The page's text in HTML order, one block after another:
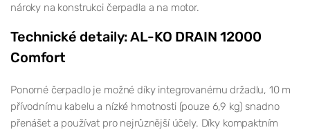
nároky na konstrukci čerpadla a na motor.
Technické detaily: AL-KO DRAIN 12000
Comfort
Ponorné čerpadlo je možné díky integrovanému držadlu, 10 m
přívodnímu kabelu a nízké hmotnosti (pouze 6,9 kg) snadno
přenášet a používat pro nejrůznější účely. Díky kompaktním